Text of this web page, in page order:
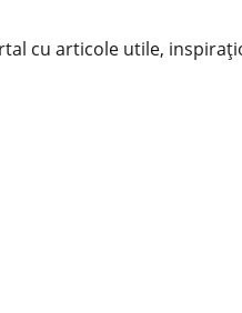
cu articole utile,